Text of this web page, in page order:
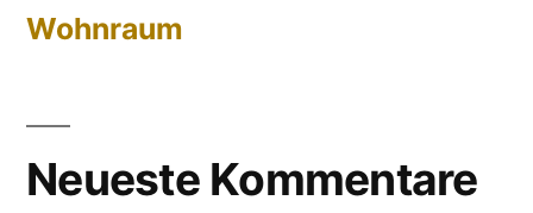
Wohnraum
Neueste Kommentare